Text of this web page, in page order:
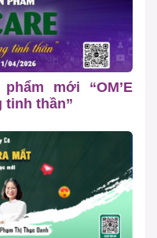
mới “OM’E
tinh thần”